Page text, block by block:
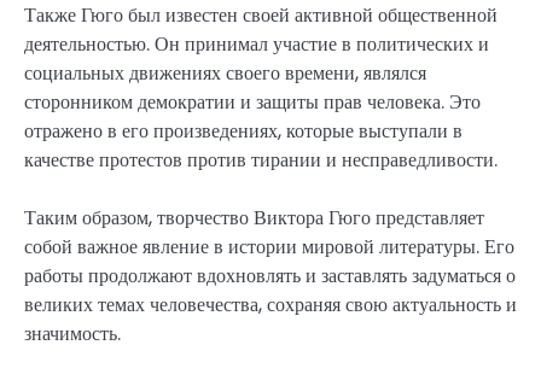
Также Гюго был известен своей активной общественной
деятельностью. Он принимал участие в политических и
социальных движениях своего времени, являлся
сторонником демократии и защиты прав человека. Это
отражено в его произведениях, которые выступали в
качестве протестов против тирании и несправедливости.
Таким образом, творчество Виктора Гюго представляет
собой важное явление в истории мировой литературы. Его
работы продолжают вдохновлять и заставлять задуматься о
великих темах человечества, сохраняя свою актуальность и
значимость.